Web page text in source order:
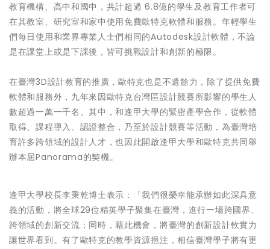
教育機構、高中和國中，共計超過 6.8億的學生及教育工作者可
在其教室、研究室和家中使用免費歐特克軟體和服務。年輕學生
們每日使用和業界專業人士們相同的Autodesk設計軟體，不論
是在課堂上或是下課後，皆可挑戰設計和創新的極限。
在臺灣3D設計教育的推廣，歐特克也是不遺餘力，除了提供免費
軟體和服務外，九年來因歐特克台灣區設計競賽所影響的學生人
數超過一萬一千名。其中，和逢甲大學的緊密產學合作，從軟體
取得、課程導入、認證整合，乃至於設計競賽等活動，為臺灣培
育許多跨領域的設計人才，也因此開啟逢甲大學和歐特克共同舉
辦本屆Panorama的契機。
逢甲大學校長李秉乾博士表示：「我們很榮幸能承辦如此深具意
義的活動，將全球29位精英學子聚集在臺灣，進行一場跨國界、
跨領域的創新交流；同時，藉此機會，將臺灣的創新設計軟實力
讓世界看到。有了歐特克的教學資源挹注，相信臺灣學子將有更